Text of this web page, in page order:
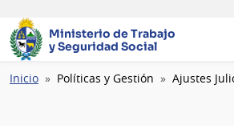
Ministerio de Trabajo
y Seguridad Social
Ruta
Inicio Políticas y Gestión Ajustes